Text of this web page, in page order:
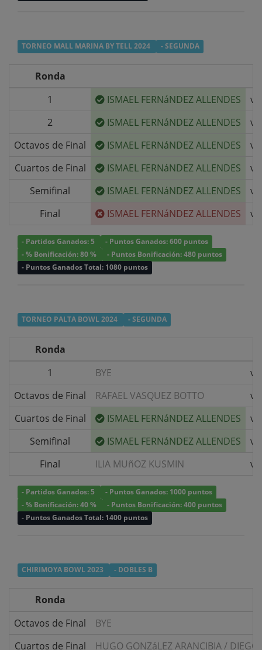
TORNEO MALL MARINA BY TELL 2024 - SEGUNDA
Ronda
1
ISMAEL FERNáNDEZ ALLENDES
v/
2
ISMAEL FERNáNDEZ ALLENDES
v/
Octavos de Final
ISMAEL FERNáNDEZ ALLENDES
v/
Cuartos de Final
ISMAEL FERNáNDEZ ALLENDES
v/
Semifinal
ISMAEL FERNáNDEZ ALLENDES
v/
Final
ISMAEL FERNáNDEZ ALLENDES v/
- Partidos Ganados: 5
- Puntos Ganados: 600 puntos
- % Bonificación: 80 %
- Puntos Bonificación: 480 puntos
- Puntos Ganados Total: 1080 puntos
TORNEO PALTA BOWL 2024 - SEGUNDA
Ronda
1
BYE
v/
Octavos de Final
RAFAEL VASQUEZ BOTTO
v/
Cuartos de Final
ISMAEL FERNáNDEZ ALLENDES
v/
Semifinal
ISMAEL FERNáNDEZ ALLENDES
v/
Final
ILIA MUñOZ KUSMIN v/
- Partidos Ganados: 5
- Puntos Ganados: 1000 puntos
- % Bonificación: 40 %
- Puntos Bonificación: 400 puntos
- Puntos Ganados Total: 1400 puntos
CHIRIMOYA BOWL 2023 - DOBLES B
Ronda
Octavos de Final
BYE
Cuartos de Final
HUGO GONZáLEZ ARANCIBIA/ DIEGO